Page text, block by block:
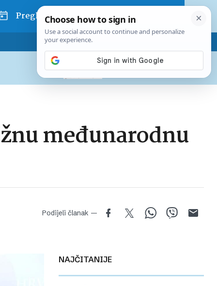
Pregled dana
Pretplatite se na Poslovni
Već od10 EURmjesečno
međunarodnu
Podijeli članak —
NAJČITANIJE